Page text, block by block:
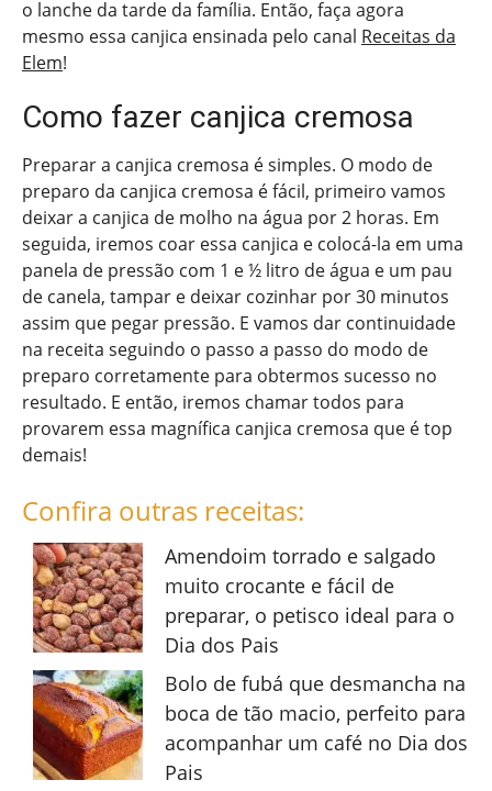
o lanche da tarde da família. Então, faça agora
mesmo essa canjica ensinada pelo canal Receitas da
Elem!
Como fazer canjica cremosa
Preparar a canjica cremosa é simples. O modo de
preparo da canjica cremosa é fácil, primeiro vamos
deixar a canjica de molho na água por 2 horas. Em
seguida, iremos coar essa canjica e colocá-la em uma
panela de pressão com 1 e ½ litro de água e um pau
de canela, tampar e deixar cozinhar por 30 minutos
assim que pegar pressão. E vamos dar continuidade
na receita seguindo o passo a passo do modo de
preparo corretamente para obtermos sucesso no
resultado. E então, iremos chamar todos para
provarem essa magnífica canjica cremosa que é top
demais!
Confira outras receitas:
Amendoim torrado e salgado
muito crocante e fácil de
preparar, o petisco ideal para o
Dia dos Pais
Bolo de fubá que desmancha na
boca de tão macio, perfeito para
acompanhar um café no Dia dos
Pais